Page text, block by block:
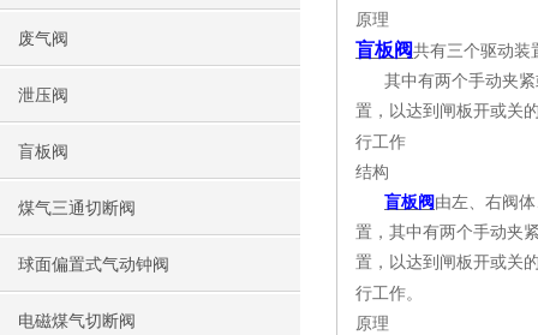
废气阀
泄压阀
盲板阀
煤气三通切断阀
球面偏置式气动钟阀
电磁煤气切断阀
原理
盲板阀共有三个驱动装
其中有两个手动夹
置，以达到闸板开或关
行工作
结构
盲板阀 由左、右阀
置，其中有两个手动夹
置，以达到闸板开或关
行工作。
原理